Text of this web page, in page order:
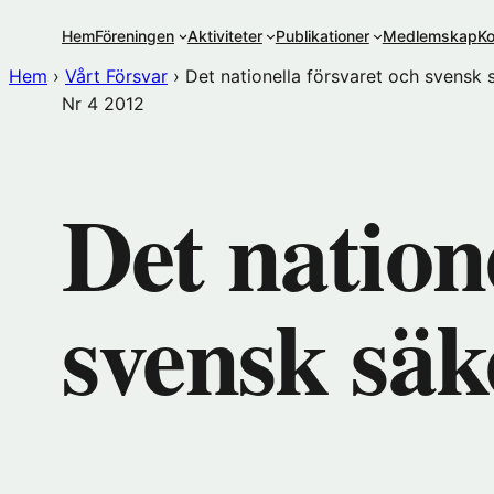
innehåll
HemFöreningen Aktiviteter Publikationer Medlemskap
Hem › Vårt Försvar › Det nationella försvaret och svensk
Nr 4 2012
Det
svensk